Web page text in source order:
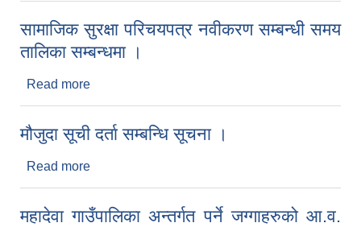
सामाजिक सुरक्षा परिचयपत्र नवीकरण सम्बन्धी समय
तालिका सम्बन्धमा ।
Read more
मौजुदा सूची दर्ता सम्बन्धि सूचना ।
Read more
महादेवा गाउँपालिका अन्तर्गत पर्ने जग्गाहरुको आ.व.